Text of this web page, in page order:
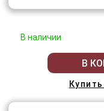
В наличии
В